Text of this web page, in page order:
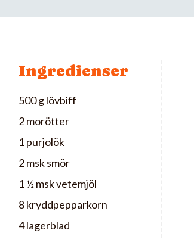
Ingredienser
500 g lövbiff
2 morötter
1 purjolök
2 msk smör
1 ½ msk vetemjöl
8 kryddpepparkorn
4 lagerblad